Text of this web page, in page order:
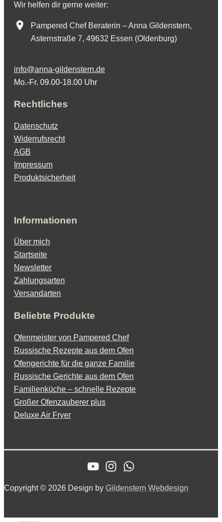
Wir helfen dir gerne weiter:
Pampered Chef Beraterin – Anna Gildenstern,
Asternstraße 7, 49632 Essen (Oldenburg)
info@anna-gildenstern.de
Mo.-Fr. 09.00-18.00 Uhr
Rechtliches
Datenschutz
Widerrufsrecht
AGB
Impressum
Produktsicherheit
Informationen
Über mich
Startseite
Newsletter
Zahlungsarten
Versandarten
Beliebte Produkte
Ofenmeister von Pampered Chef
Russische Rezepte aus dem Ofen
Ofengerichte für die ganze Familie
Russische Gerichte aus dem Ofen
Familienküche – schnelle Rezepte
Großer Ofenzauberer plus
Deluxe Air Fryer
Copyright © 2026 Design by Gildenstern Webdesign